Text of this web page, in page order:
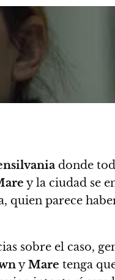
donde
y la ciudad se
quien parece
sobre el caso,
yMare tenga